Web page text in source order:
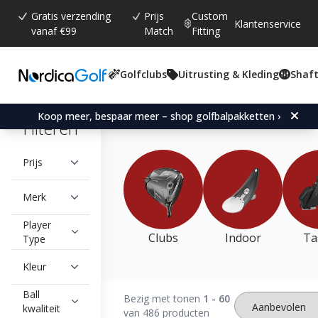
Gratis verzending
vanaf €99
Prijs
Match
Custom
Fitting
Klantenservice
Golfclubs Uitrusting & Kleding
Koop meer, bespaar meer – shop golfbalpakketten ›
Filteren
Prijs
Merk
Player
Type
Kleur
Ball
kwaliteit
Winteruitverkoop
Clubs Indoor
Bezig met tonen 1 - 60
van 486 producten